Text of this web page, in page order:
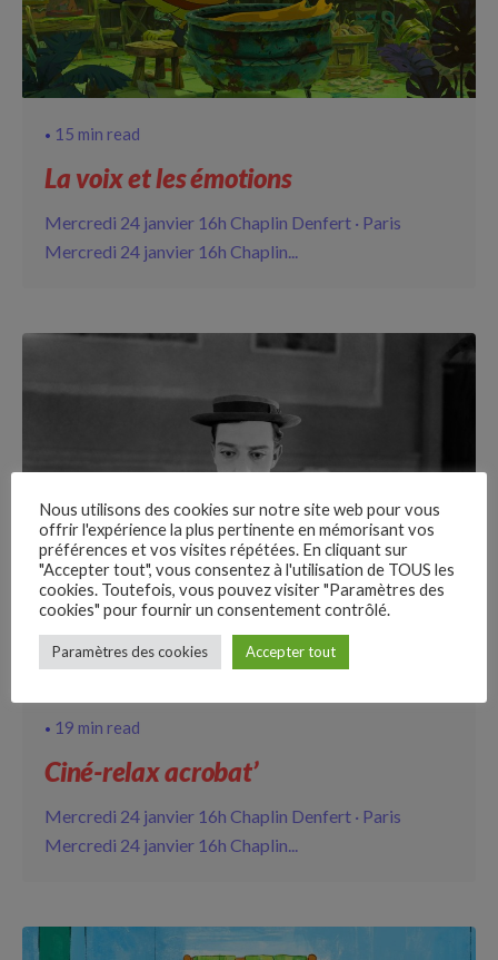
Follow Us
15 min read
La voix et les émotions
Mercredi 24 janvier 16h Chaplin Denfert · Paris
Mercredi 24 janvier 16h Chaplin...
19 min read
Ciné-relax acrobat’
Mercredi 24 janvier 16h Chaplin Denfert · Paris
Mercredi 24 janvier 16h Chaplin...
Nous utilisons des cookies sur notre site web pour vous
offrir l'expérience la plus pertinente en mémorisant vos
préférences et vos visites répétées. En cliquant sur
"Accepter tout", vous consentez à l'utilisation de TOUS les
cookies. Toutefois, vous pouvez visiter "Paramètres des
cookies" pour fournir un consentement contrôlé.
Paramètres des cookies Accepter tout